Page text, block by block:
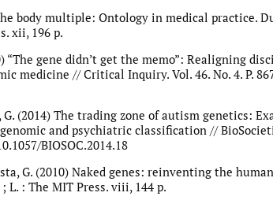
body multiple: Ontology in medical practice.
xii, 196 p.
“The gene didn’t get the memo”: Realigning
medicine // Critical Inquiry. Vol. 46. No. 4. P.
G. (2014) The trading zone of autism genetics:
and psychiatric classification //
BIOSOC.2014.18
G. (2010) Naked genes: reinventing the
L. : The MIT Press. viii, 144 p.